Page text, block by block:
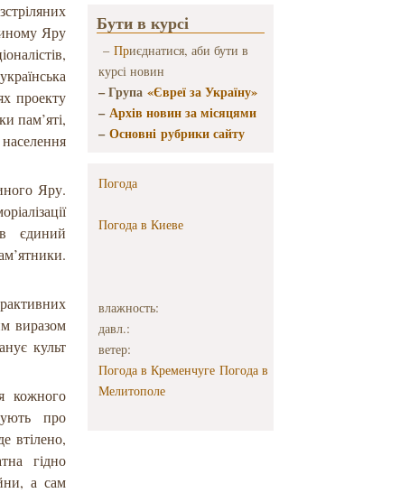
Яру
проекту
пам’яті,
Яру.
єдиний
виразом
культ
кожного
про
втілено,
гідно
а сам
Бути в курсі
– Приєднатися, аби бути в
курсі новин
– Група «Євреї за Україну»
–Архів новин за місяцями
–Основні рубрики сайту
Погода
Погода в Киеве
влажность:
давл.:
ветер:
Погода в Кременчуге Погода в
Мелитополе